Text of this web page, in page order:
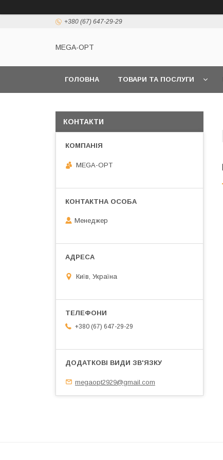
+380 (67) 647-29-29
MEGA-OPT
ГОЛОВНА ТОВАРИ ТА ПОСЛУГИ
КОНТАКТИ
MEGA-OPT
Менеджер
Київ, Україна
+380 (67) 647-29-29
megaopt2929@gmail.com